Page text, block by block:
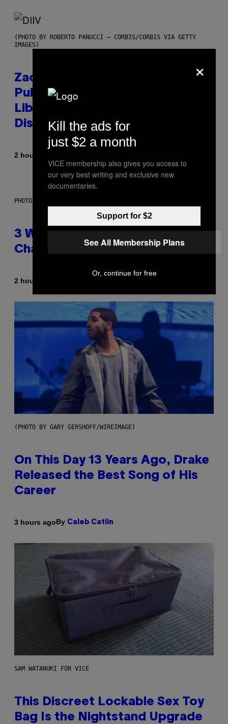
(PHOTO BY ROBERTO PANUCCI – CORBIS/CORBIS VIA GETTY
IMAGES)
Zachary Cole Smith Wants a
Publicly Owned Music Streaming
Library Built on Spotify’s
Dismantled Bones
2 hours ago
PHOTO ILLUSTRATION BY IAN WALDIE/GETTY IMAGES
3 Ways Your Music Taste
Changes as You Get Older
2 hours ago
(PHOTO BY GARY GERSHOFF/WIREIMAGE)
On This Day 13 Years Ago, Drake
Released the Best Song of His
Career
3 hours agoBy Caleb Catlin
SAM WATANUKI FOR VICE
This Discreet Lockable Sex Toy
Bag Is the Nightstand Upgrade
×
Kill the ads for
just $2 a month
VICE membership also gives you access to
our very best writing and exclusive new
documentaries.
Support for $2
See All Membership Plans
Or, continue for free